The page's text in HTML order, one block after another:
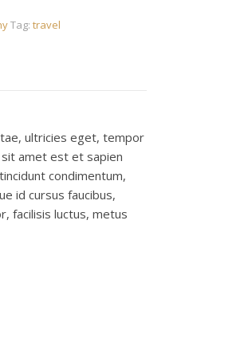
Tag: travel
ultricies eget, tempor
amet est et sapien
condimentum,
id cursus faucibus,
facilisis luctus, metus